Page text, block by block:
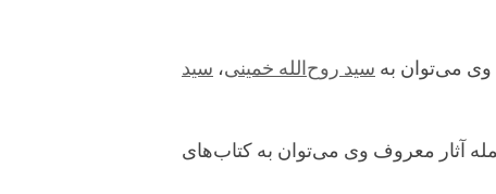
وی می‌توان به سید روح‌الله خمینی، سید
آثار معروف وی می‌توان به کتاب‌های